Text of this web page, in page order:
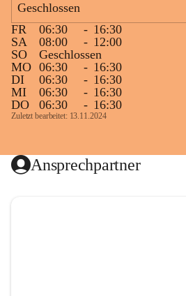
Geschlossen
FR
06:30 - 16:30
SA
08:00 - 12:00
SO
Geschlossen
MO 06:30 - 16:30
DI
06:30 - 16:30
MI
06:30 - 16:30
DO
06:30 - 16:30
Zuletzt bearbeitet: 13.11.2024
Ansprechpartner